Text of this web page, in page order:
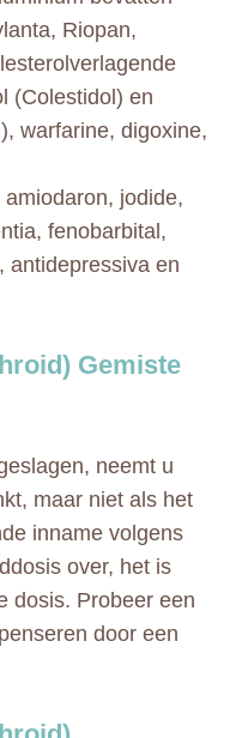
Riopan,
(Colestidol) en
warfarine, digoxine,
jodide,
fenobarbital,
antidepressiva en
Gemiste
neemt u
maar niet als het
inname volgens
over, het is
dosis. Probeer een
door een